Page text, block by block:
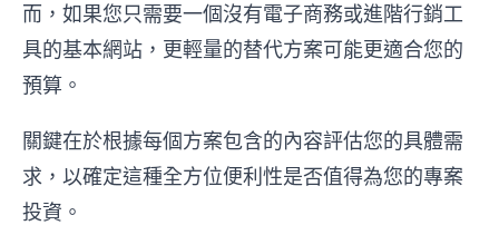
而，如果您只需要一個沒有電子商務或進階行銷工
具的基本網站，更輕量的替代方案可能更適合您的
預算。
關鍵在於根據每個方案包含的內容評估您的具體需
求，以確定這種全方位便利性是否值得為您的專案
投資。